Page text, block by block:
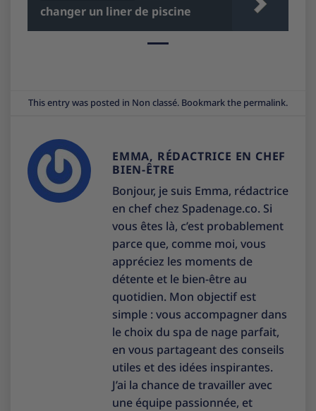
changer un liner de piscine
This entry was posted in Non classé. Bookmark the permalink.
EMMA, RÉDACTRICE EN CHEF
BIEN-ÊTRE
Bonjour, je suis Emma, rédactrice
en chef chez Spadenage.co. Si
vous êtes là, c’est probablement
parce que, comme moi, vous
appréciez les moments de
détente et le bien-être au
quotidien. Mon objectif est
simple : vous accompagner dans
le choix du spa de nage parfait,
en vous partageant des conseils
utiles et des idées inspirantes.
J’ai la chance de travailler avec
une équipe passionnée, et